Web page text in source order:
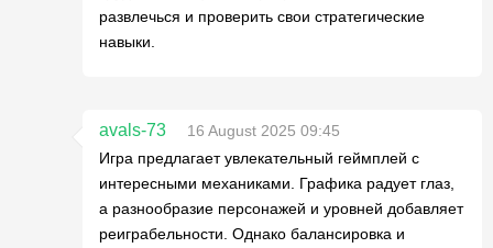
развлечься и проверить свои стратегические
навыки.
avals-73
16 August 2025 09:45
Игра предлагает увлекательный геймплей с
интересными механиками. Графика радует глаз,
а разнообразие персонажей и уровней добавляет
реиграбельности. Однако балансировка и